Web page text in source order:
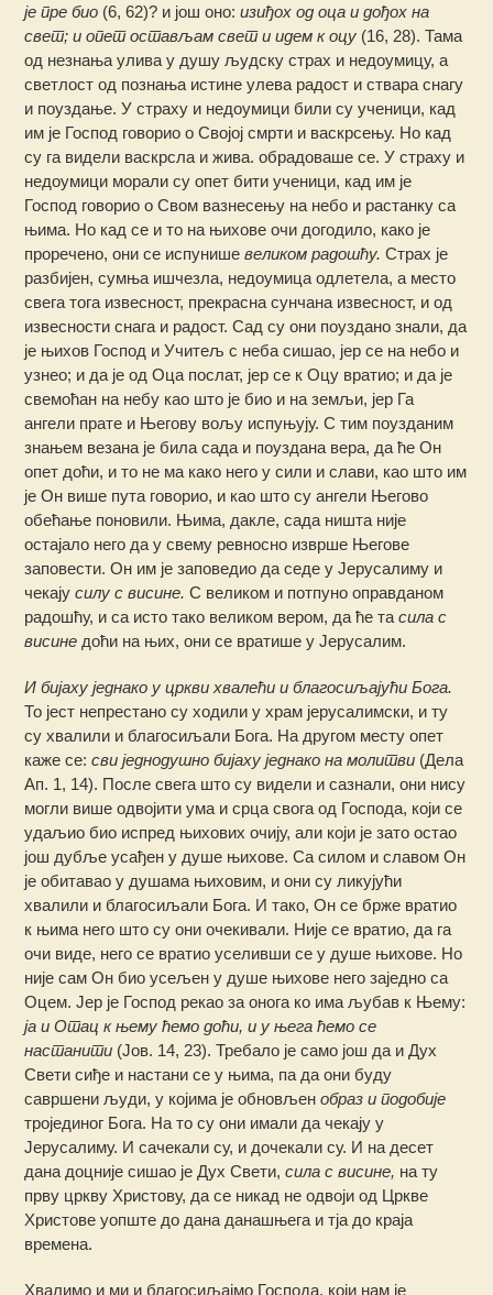
је пре био (6, 62)? и још оно:изиђох од оца и дођох на
свет; и опет остављам свет и идем к оцу (16, 28). Тама
од незнања улива у душу људску страх и недоумицу, а
светлост од познања истине улева радост и ствара снагу
и поуздање. У страху и недоумици били су ученици, кад
им је Господ говорио о Својој смрти и васкрсењу. Но кад
су га видели васкрсла и жива. обрадоваше се. У страху и
недоумици морали су опет бити ученици, кад им је
Господ говорио о Свом вазнесењу на небо и растанку са
њима. Но кад се и то на њихове очи догодило, како је
проречено, они се испунишевеликом радошћу. Страх је
разбијен, сумња ишчезла, недоумица одлетела, а место
свега тога извесност, прекрасна сунчана извесност, и од
извесности снага и радост. Сад су они поуздано знали, да
је њихов Господ и Учитељ с неба сишао, јер се на небо и
узнео; и да је од Оца послат, јер се к Оцу вратио; и да је
свемоћан на небу као што је био и на земљи, јер Га
ангели прате и Његову вољу испуњују. С тим поузданим
знањем везана је била сада и поуздана вера, да ће Он
опет доћи, и то не ма како него у сили и слави, као што им
је Он више пута говорио, и као што су ангели Његово
обећање поновили. Њима, дакле, сада ништа није
остајало него да у свему ревносно изврше Његове
заповести. Он им је заповедио да седе у Јерусалиму и
чекајусилу с висине. С великом и потпуно оправданом
радошћу, и са исто тако великом вером, да ће тасила с
висине доћи на њих, они се вратише у Јерусалим.
И бијаху једнако у цркви хвалећи и благосиљајући Бога.
То јест непрестано су ходили у храм јерусалимски, и ту
су хвалили и благосиљали Бога. На другом месту опет
каже се:сви једнодушно бијаху једнако на молитви (Дела
Ап. 1, 14). После свега што су видели и сазнали, они нису
могли више одвојити ума и срца свога од Господа, који се
удаљио био испред њихових очију, али који је зато остао
још дубље усађен у душе њихове. Са силом и славом Он
је обитавао у душама њиховим, и они су ликујући
хвалили и благосиљали Бога. И тако, Он се брже вратио
к њима него што су они очекивали. Није се вратио, да га
очи виде, него се вратио уселивши се у душе њихове. Но
није сам Он био усељен у душе њихове него заједно са
Оцем. Јер је Господ рекао за онога ко има љубав к Њему:
ја и Отац к њему ћемо доћи, и у њега ћемо се
настанити (Јов. 14, 23). Требало је само још да и Дух
Свети сиђе и настани се у њима, па да они буду
савршени људи, у којима је обновљенобраз и подобије
тројединог Бога. На то су они имали да чекају у
Јерусалиму. И сачекали су, и дочекали су. И на десет
дана доцније сишао је Дух Свети,сила с висине, на ту
прву цркву Христову, да се никад не одвоји од Цркве
Христове уопште до дана данашњега и тја до краја
времена.
Хвалимо и ми и благосиљајмо Господа, који нам је